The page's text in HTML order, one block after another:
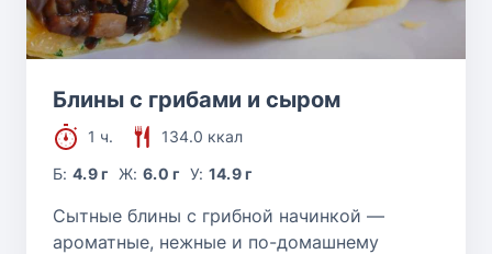
Блины с грибами и сыром
1 ч.
134.0 ккал
Б:4.9 г Ж: 6.0 г У: 14.9 г
Сытные блины с грибной начинкой —
ароматные, нежные и по-домашнему